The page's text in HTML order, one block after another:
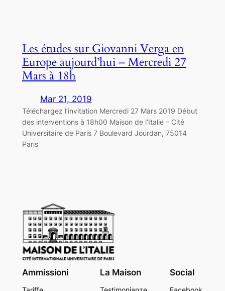
Les études sur Giovanni Verga en
Europe aujourd’hui – Mercredi 27
Mars à 18h
Mar 21, 2019
Téléchargez l’invitation Mercredi 27 Mars 2019 Début
des interventions à 18h00 Maison de l’Italie – Cité
Universitaire de Paris 7 Boulevard Jourdan, 75014
Paris
Ammissioni La Maison Social